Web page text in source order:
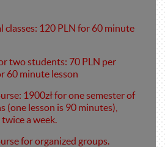
classes: 120 PLN for 60 minute
two students: 70 PLN per
60 minute lesson
1900zł for one semester of
(one lesson is 90 minutes),
a week.
for organized groups.